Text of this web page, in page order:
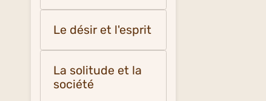
Le désir et l'esprit
La solitude et la
société